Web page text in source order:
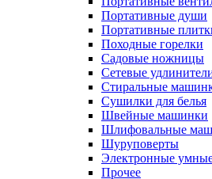
Портативные души
Портативные
Походные горелки
Садовые ножницы
Сетевые
Стиральные
Сушилки для белья
Швейные машинки
Шлифовальные
Шуруповерты
Электронные
Прочее